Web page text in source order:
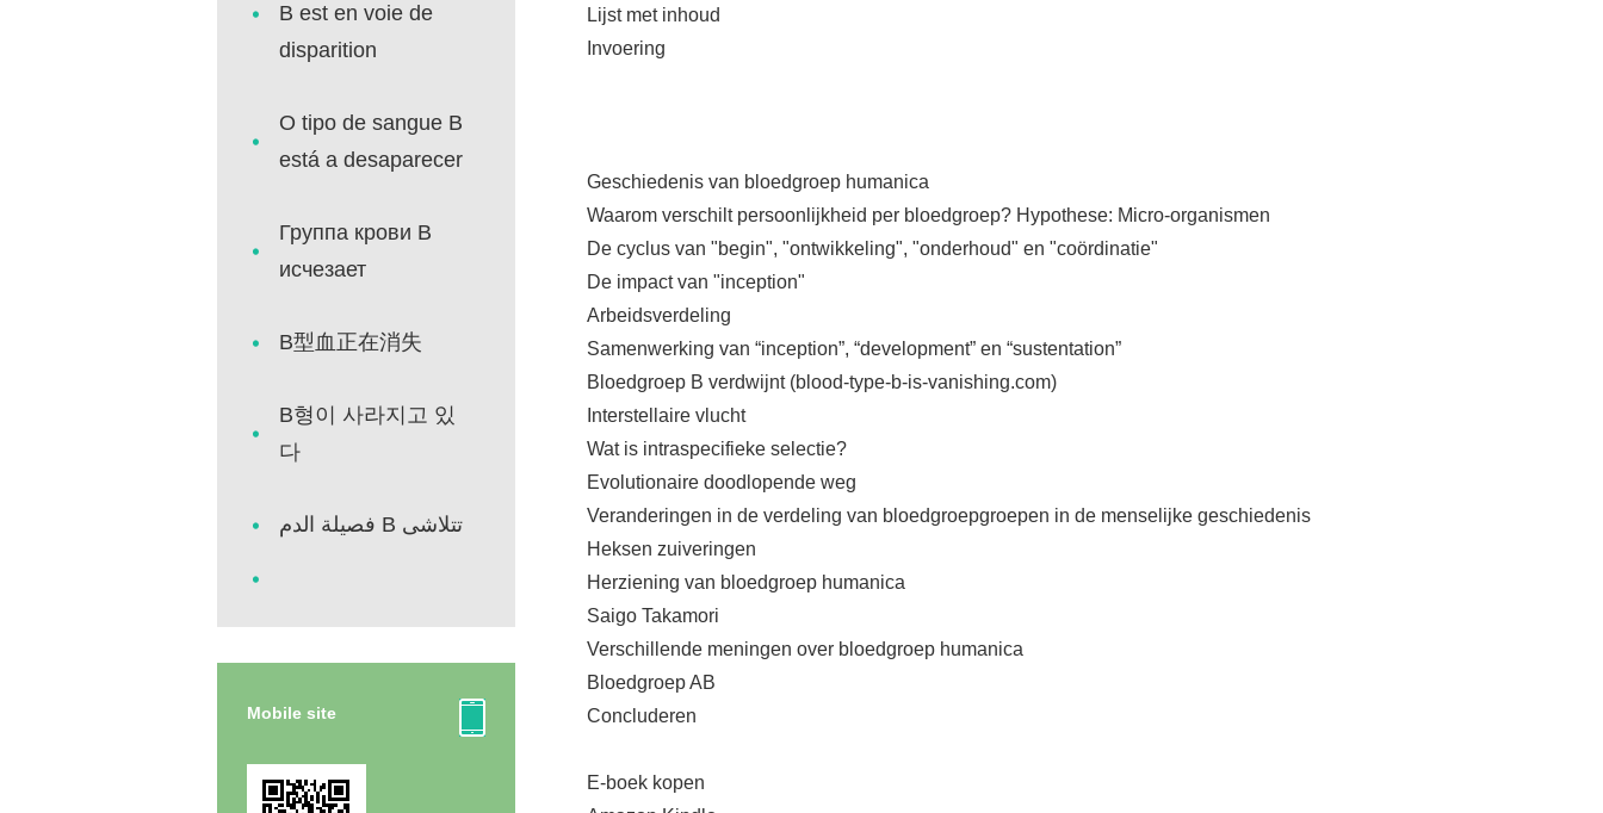
Lijst met inhoud
Invoering
Geschiedenis van bloedgroep humanica
Waarom verschilt persoonlijkheid per bloedgroep? Hypothese: Micro-organismen
De cyclus van "begin", "ontwikkeling", "onderhoud" en "coördinatie"
De impact van "inception"
Arbeidsverdeling
Samenwerking van “inception”, “development” en “sustentation”
Bloedgroep B verdwijnt (blood-type-b-is-vanishing.com)
Interstellaire vlucht
Wat is intraspecifieke selectie?
Evolutionaire doodlopende weg
Veranderingen in de verdeling van bloedgroepgroepen in de menselijke geschiedenis
Heksen zuiveringen
Herziening van bloedgroep humanica
Saigo Takamori
Verschillende meningen over bloedgroep humanica
Bloedgroep AB
Concluderen
E-boek kopen
B est en voie de
disparition
O tipo de sangue B
está a desaparecer
Группа крови В
исчезает
B型血正在消失
B형이 사라지고 있
다
فصيلة الدم B تتلاشى
Mobile site